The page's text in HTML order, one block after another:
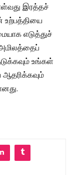
இரத்தச்
எடுத்துச்
உங்கள்